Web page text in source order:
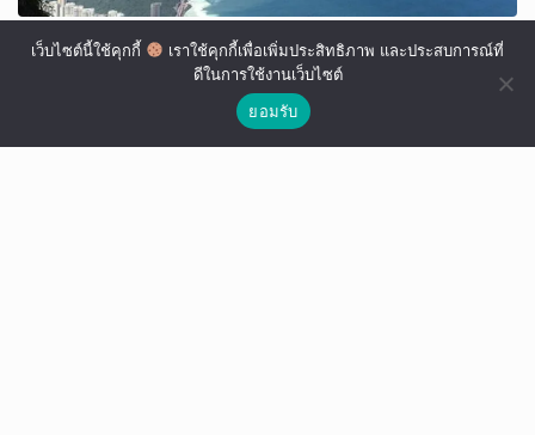
เว็บไซต์นี้ใช้คุกกี้
เราใช้คุกกี้เพื่อเพิ่มประสิทธิภาพ และประสบการณ์ที่
ดีในการใช้งานเว็บไซต์
ยอมรับ